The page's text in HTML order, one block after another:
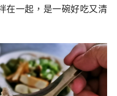
在一起，是一碗好吃又清